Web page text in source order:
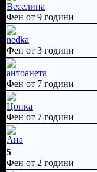
Веселина
Фен от 9 години
nedka
Фен от 3 години
антоанета
Фен от 7 години
Цонка
Фен от 7 години
Ана
5
Фен от 2 години